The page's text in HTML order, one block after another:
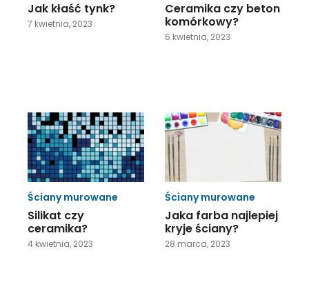
Jak kłaść tynk?
7 kwietnia, 2023
Ceramika czy beton
komórkowy?
6 kwietnia, 2023
Ściany murowane
Silikat czy
ceramika?
4 kwietnia, 2023
Ściany murowane
Jaka farba najlepiej
kryje ściany?
28 marca, 2023